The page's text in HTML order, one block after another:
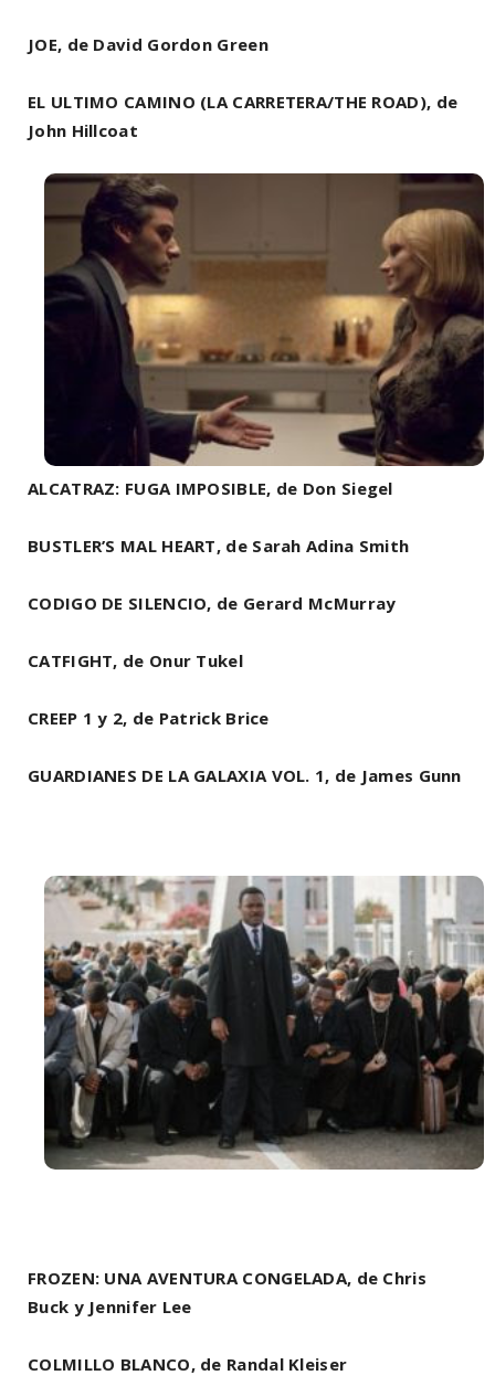
JOE, de David Gordon Green
EL ULTIMO CAMINO (LA CARRETERA/THE ROAD), de
John Hillcoat
ALCATRAZ: FUGA IMPOSIBLE, de Don Siegel
BUSTLER’S MAL HEART, de Sarah Adina Smith
CODIGO DE SILENCIO, de Gerard McMurray
CATFIGHT, de Onur Tukel
CREEP 1 y 2, de Patrick Brice
GUARDIANES DE LA GALAXIA VOL. 1, de James Gunn
FROZEN: UNA AVENTURA CONGELADA, de Chris
Buck y Jennifer Lee
COLMILLO BLANCO, de Randal Kleiser